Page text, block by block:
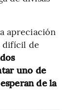
apreciación
difícil de
uno de
de la